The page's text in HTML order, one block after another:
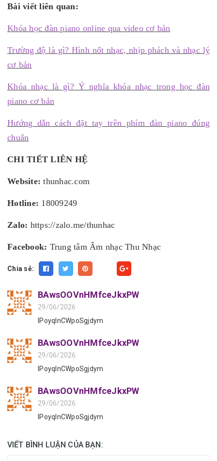
Bài viết liên quan:
Khóa học đàn piano online qua video cơ bản
Trường độ là gì? Hình nốt nhạc, nhịp phách và nhạc lý
cơ bản
Khóa nhạc là gì? Ý nghĩa khóa nhạc trong học đàn
piano cơ bản
Hướng dẫn cách đặt tay trên phím đàn piano đúng
chuẩn
CHI TIẾT LIÊN HỆ
Website: thunhac.com
Hotline: 18009249
Zalo: https://zalo.me/thunhac
Facebook: Trung tâm Âm nhạc Thu Nhạc
Chia sẻ:
BAwsOOVnHMfceJkxPW
29/06/2026
IPoyqInCWpoSgjdym
BAwsOOVnHMfceJkxPW
29/06/2026
IPoyqInCWpoSgjdym
BAwsOOVnHMfceJkxPW
29/06/2026
IPoyqInCWpoSgjdym
VIẾT BÌNH LUẬN CỦA BẠN: